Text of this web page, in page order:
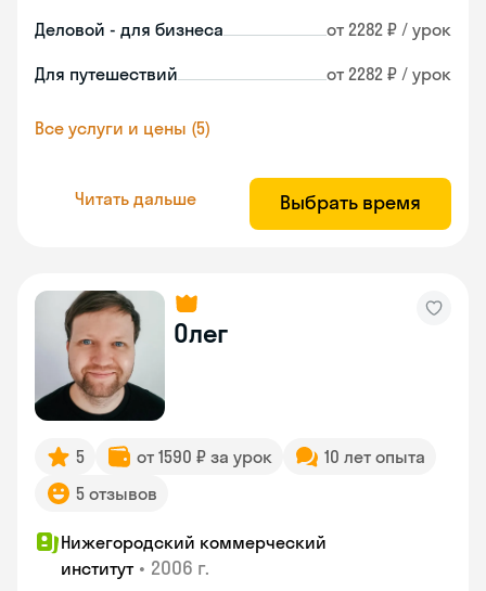
Деловой - для бизнеса от 2282 ₽ / урок
Для путешествий от 2282 ₽ / урок
Все услуги и цены (5)
Читать дальше Выбрать время
Олег
5 от 1590 ₽ за урок
10 лет опыта
5 отзывов
Нижегородский коммерческий
институт • 2006 г.